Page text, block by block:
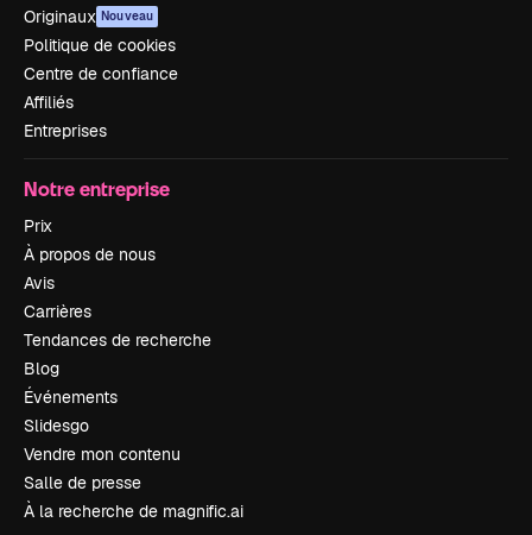
Originaux Nouveau
Politique de cookies
Centre de confiance
Affiliés
Entreprises
Notre entreprise
Prix
À propos de nous
Avis
Carrières
Tendances de recherche
Blog
Événements
Slidesgo
Vendre mon contenu
Salle de presse
À la recherche de magnific.ai